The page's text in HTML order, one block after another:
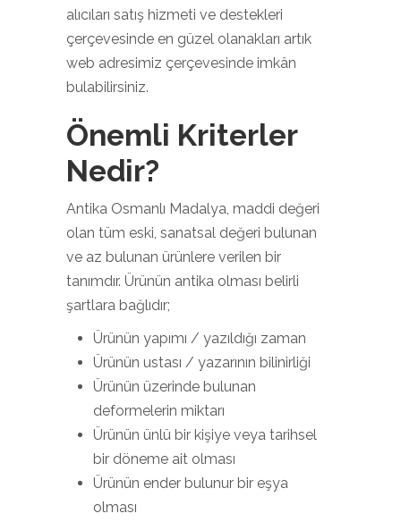
alıcıları satış hizmeti ve destekleri
çerçevesinde en güzel olanakları artık
web adresimiz çerçevesinde imkân
bulabilirsiniz.
Önemli Kriterler
Nedir?
Antika Osmanlı Madalya, maddi değeri
olan tüm eski, sanatsal değeri bulunan
ve az bulunan ürünlere verilen bir
tanımdır. Ürünün antika olması belirli
şartlara bağlıdır;
Ürünün yapımı / yazıldığı zaman
Ürünün ustası / yazarının bilinirliği
Ürünün üzerinde bulunan
deformelerin miktarı
Ürünün ünlü bir kişiye veya tarihsel
bir döneme ait olması
Ürünün ender bulunur bir eşya
olması